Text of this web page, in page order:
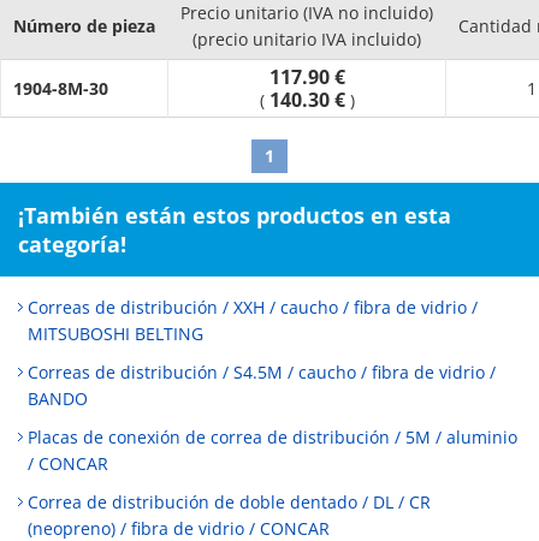
Número de pieza
Precio unitario (IVA no incluido)
(precio unitario IVA incluido)
Cantidad
1904-8M-30 117.90 €
( 140.30 € )
1
¡También están estos productos en esta
categoría!
Correas de distribución / XXH / caucho / fibra de vidrio /
MITSUBOSHI BELTING
Correas de distribución / S4.5M / caucho / fibra de vidrio /
BANDO
Placas de conexión de correa de distribución / 5M / aluminio
/ CONCAR
Correa de distribución de doble dentado / DL / CR
(neopreno) / fibra de vidrio / CONCAR